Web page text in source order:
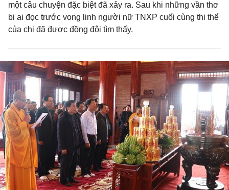
một câu chuyện đặc biệt đã xảy ra. Sau khi những vần thơ
bi ai đọc trước vong linh người nữ TNXP cuối cùng thi thể
của chị đã được đồng đội tìm thấy.